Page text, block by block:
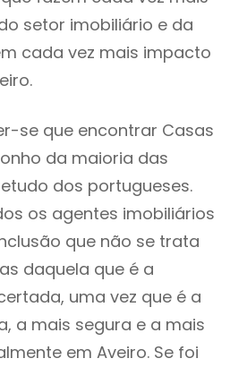
setor imobiliário e da
cada vez mais impacto
se que encontrar Casas
da maioria das
dos portugueses.
os agentes imobiliários
que não se trata
daquela que é a
uma vez que é a
a mais segura e a mais
em Aveiro. Se foi